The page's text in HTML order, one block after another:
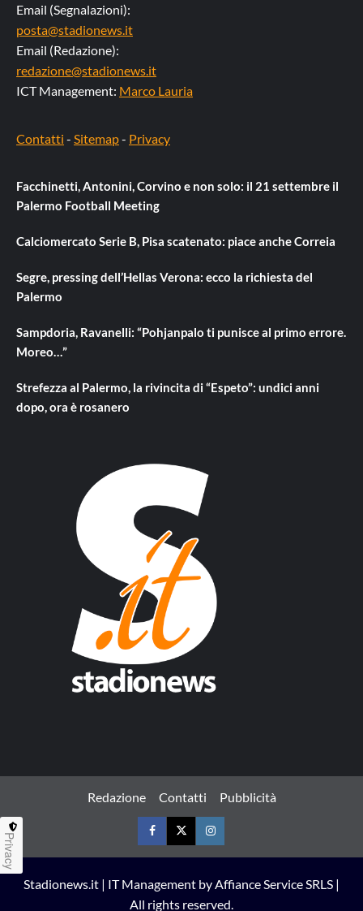
Email (Segnalazioni):
posta@stadionews.it
Email (Redazione):
redazione@stadionews.it
ICT Management: Marco Lauria
Contatti - Sitemap- Privacy
Facchinetti, Antonini, Corvino e non solo: il 21 settembre il
Palermo Football Meeting
Calciomercato Serie B, Pisa scatenato: piace anche Correia
Segre, pressing dell’Hellas Verona: ecco la richiesta del
Palermo
Sampdoria, Ravanelli: “Pohjanpalo ti punisce al primo errore.
Moreo…”
Strefezza al Palermo, la rivincita di “Espeto”: undici anni
dopo, ora è rosanero
Redazione Contatti Pubblicità
FacebookTwitterInstagram
Stadionews.it | IT Management by Affiance Service SRLS |
All rights reserved.
Privacy